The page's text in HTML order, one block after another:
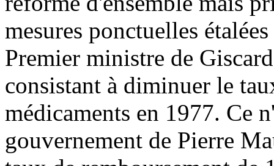
mesures ponctuelles
Premier ministre de
consistant à diminuer le
médicaments en 1977. Ce
gouvernement de Pierre